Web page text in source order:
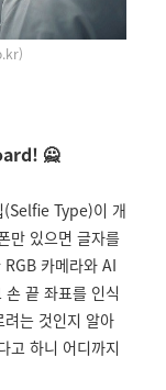
🙅
(Selfie Type)이 개
만 있으면 글자를
카메라와 AI
끝 좌표를 인식
는 것인지 알아
고 하니 어디까지